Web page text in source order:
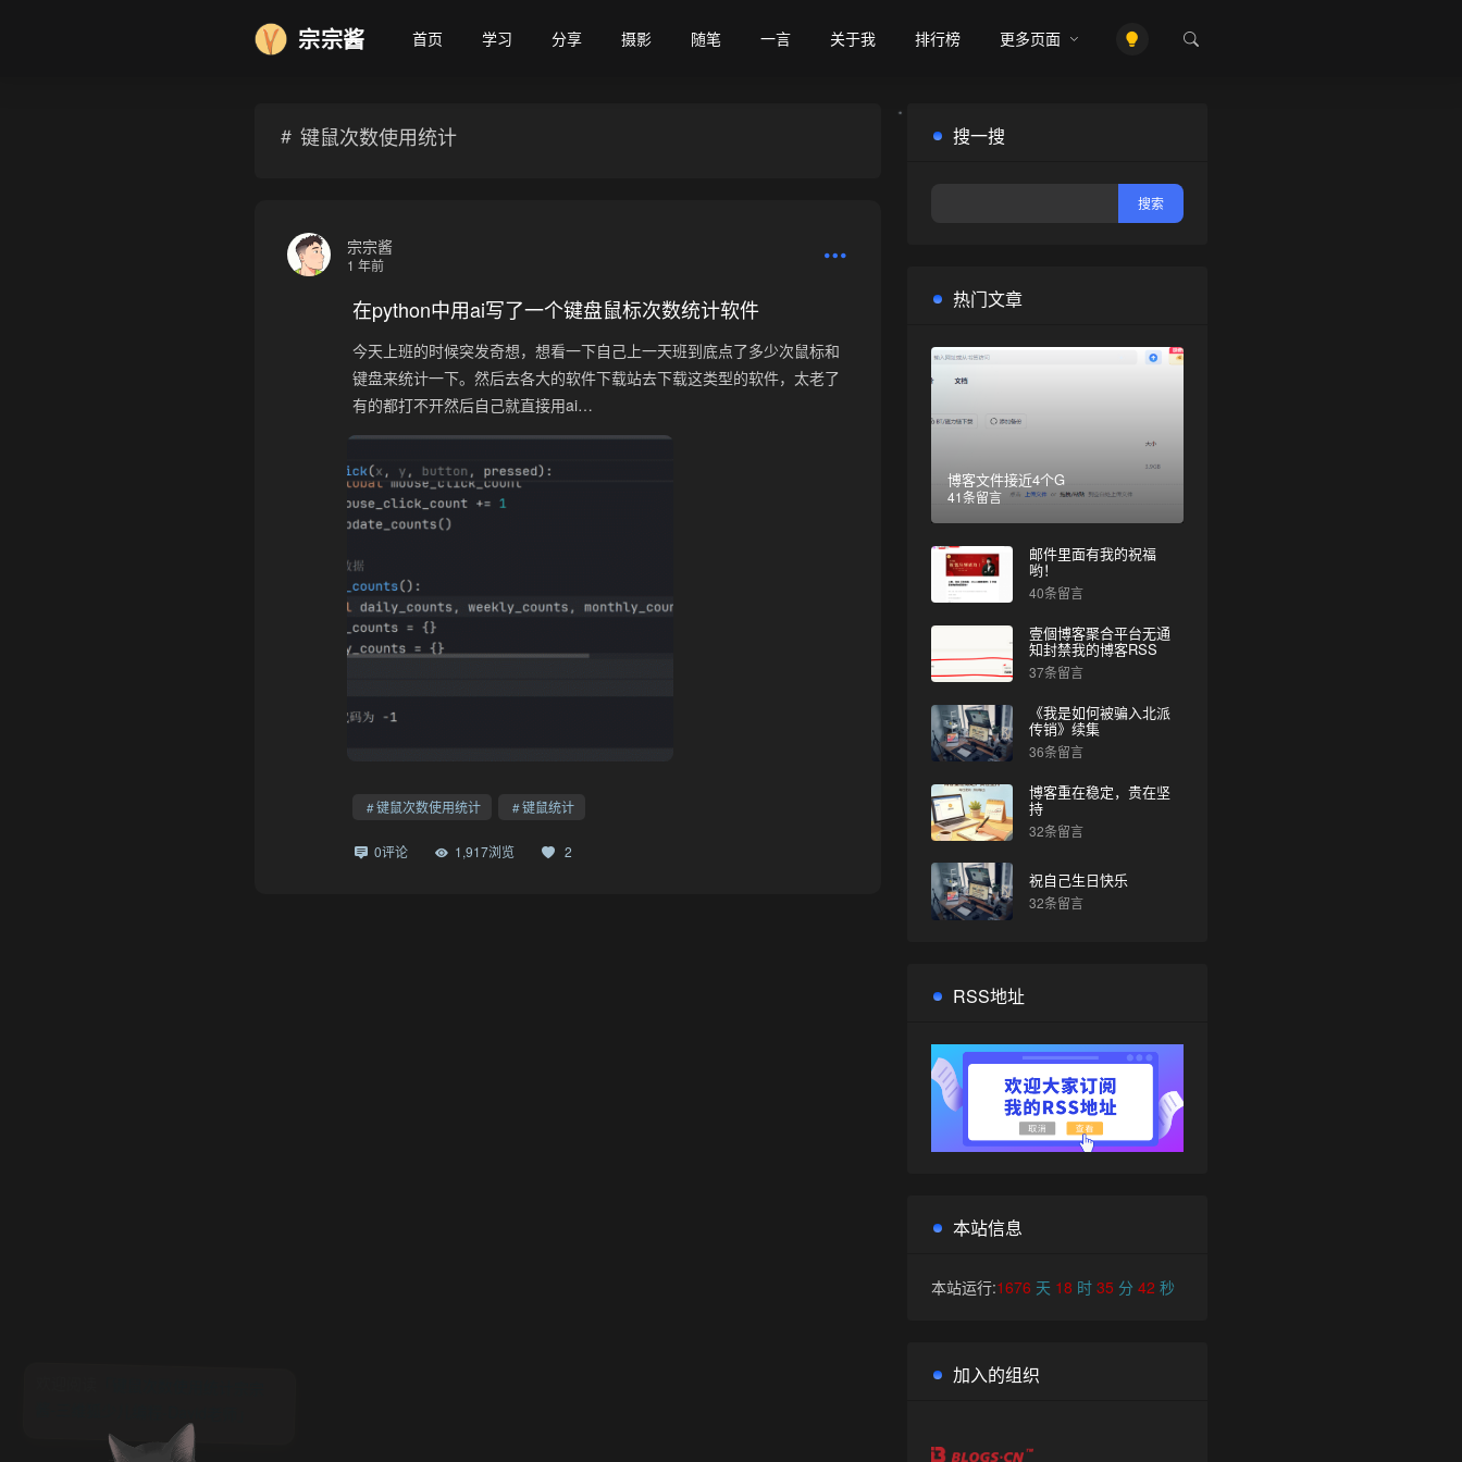
•
宗宗酱 首页 学习 分享 摄影 随笔 一言 关于我 排行榜 更多页面
键鼠次数使用统计
宗宗酱
1 年前
在python中用ai写了一个键盘鼠标次数统计软件
今天上班的时候突发奇想，想看一下自己上一天班到底点了多少次鼠标和
键盘来统计一下。然后去各大的软件下载站去下载这类型的软件，太老了
有的都打不开然后自己就直接用ai…
键鼠次数使用统计 键鼠统计
0评论 1,917浏览 2
搜一搜
热门文章
博客文件接近4个G
41条留言
邮件里面有我的祝福
哟！
40条留言
壹個博客聚合平台无通
知封禁我的博客RSS
37条留言
《我是如何被骗入北派
传销》续集
36条留言
博客重在稳定，贵在坚
持
32条留言
祝自己生日快乐
32条留言
RSS地址
本站信息
本站运行:1676 天 18 时 35 分 42 秒
加入的组织